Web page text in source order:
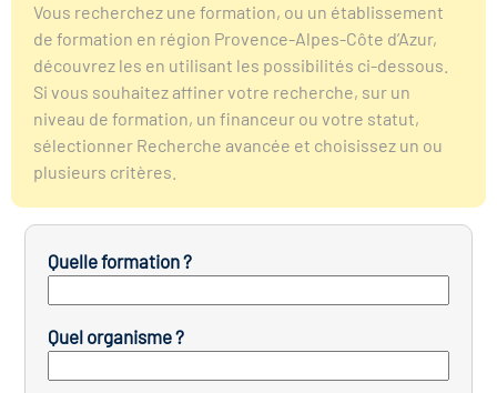
lieu d'information ou
Solidaire (ESS)
du secteur sanitaire
de l'Industrie
emploi-formation
des secteurs(en
Vous recherchez une formation, ou un établissement
de formation en région Provence-Alpes-Côte d’Azur,
découvrez les en utilisant les possibilités ci-dessous.
Si vous souhaitez affiner votre recherche, sur un
niveau de formation, un financeur ou votre statut,
sélectionner Recherche avancée et choisissez un ou
plusieurs critères.
Quelle formation ?
Quel organisme ?